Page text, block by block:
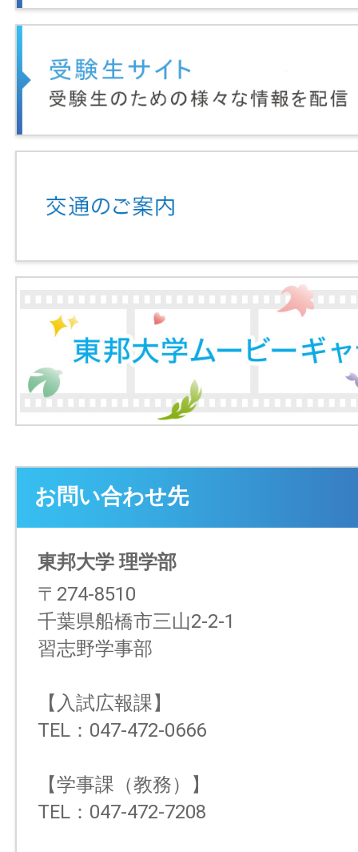
お問い合わせ先
東邦大学 理学部
〒274-8510
千葉県船橋市三山2-2-1
習志野学事部
【入試広報課】
TEL：047-472-0666
【学事課（教務）】
TEL：047-472-7208